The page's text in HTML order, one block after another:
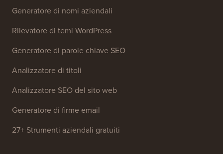
Generatore di nomi aziendali
Rilevatore di temi WordPress
Generatore di parole chiave SEO
Analizzatore di titoli
Analizzatore SEO del sito web
Generatore di firme email
27+ Strumenti aziendali gratuiti